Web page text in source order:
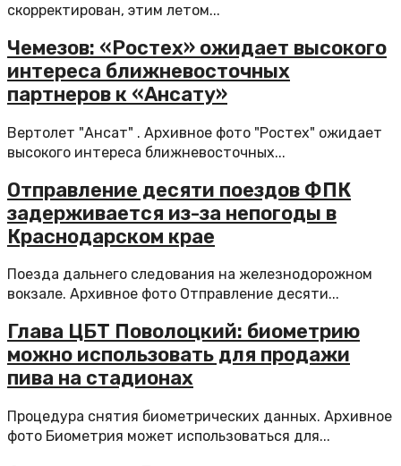
скорректирован, этим летом...
Чемезов: «Ростех» ожидает высокого
интереса ближневосточных
партнеров к «Ансату»
Вертолет "Ансат" . Архивное фото "Ростех" ожидает
высокого интереса ближневосточных...
Отправление десяти поездов ФПК
задерживается из-за непогоды в
Краснодарском крае
Поезда дальнего следования на железнодорожном
вокзале. Архивное фото Отправление десяти...
Глава ЦБТ Поволоцкий: биометрию
можно использовать для продажи
пива на стадионах
Процедура снятия биометрических данных. Архивное
фото Биометрия может использоваться для...